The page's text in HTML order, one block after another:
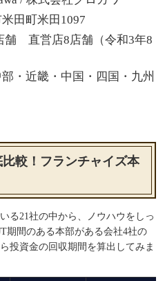
田町米田1097
舗 直営店8店舗（令和3年8
・近畿・中国・四国・九州
較！フランチャイズ本
る21社の中から、ノウハウをしっ
期間のある本部がある会社4社の
投資金の回収期間を算出してみま